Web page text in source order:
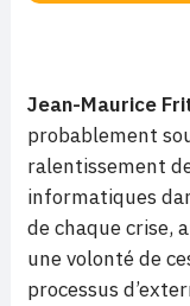
Jean-Maurice
probablement
ralentissement
informatiques
de chaque crise,
une volonté de
processus